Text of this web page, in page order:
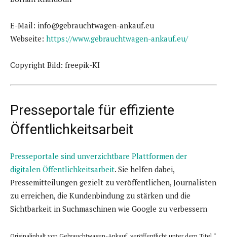
E-Mail: info@gebrauchtwagen-ankauf.eu
Webseite: https://www.gebrauchtwagen-ankauf.eu/
Copyright Bild: freepik-KI
Presseportale für effiziente
Öffentlichkeitsarbeit
Presseportale sind unverzichtbare Plattformen der
digitalen Öffentlichkeitsarbeit. Sie helfen dabei,
Pressemitteilungen gezielt zu veröffentlichen, Journalisten
zu erreichen, die Kundenbindung zu stärken und die
Sichtbarkeit in Suchmaschinen wie Google zu verbessern